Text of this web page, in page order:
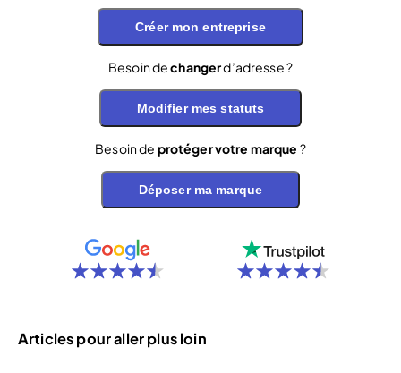
Créer mon entreprise
Besoin dechangerd’adresse ?
Modifier mes statuts
Besoin de protéger votre marque ?
Déposer ma marque
Articles pour aller plus loin